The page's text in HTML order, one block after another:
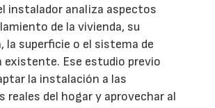
instalador analiza aspectos
de la vivienda, su
la superficie o el sistema de
existente. Ese estudio previo
la instalación a las
reales del hogar y aprovechar al